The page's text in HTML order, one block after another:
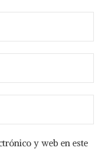
y web en este